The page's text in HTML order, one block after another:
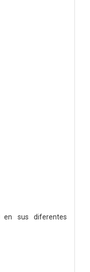
en sus diferentes